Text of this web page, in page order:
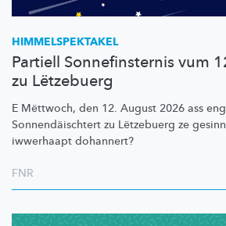
HIMMELSPEKTAKEL
Partiell Sonnefinsternis vum
zu Lëtzebuerg
E Mëttwoch, den 12. August 2026 ass
Sonnendäischtert zu Lëtzebuerg ze
iwwerhaapt dohannert?
FNR